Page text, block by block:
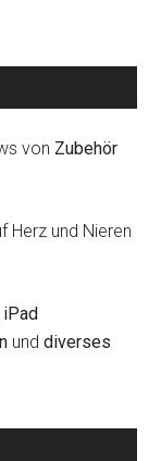
von Zubehör
Herz und Nieren
iPad
unddiverses